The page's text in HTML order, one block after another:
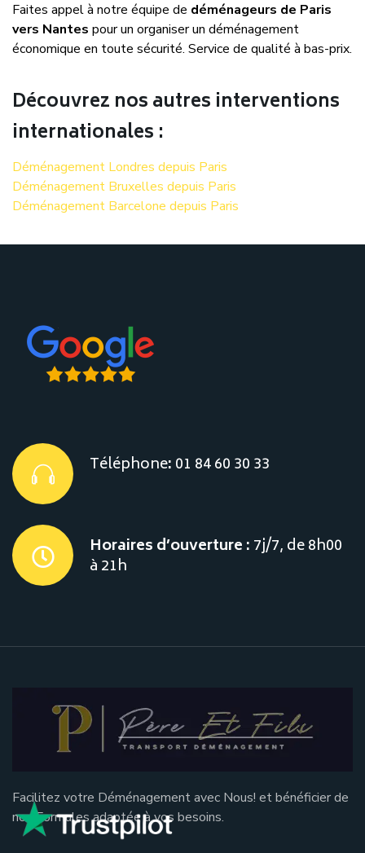
Faites appel à notre équipe de déménageurs de Paris
vers Nantes pour un organiser un déménagement
économique en toute sécurité. Service de qualité à bas-prix.
Découvrez nos autres interventions
internationales :
Déménagement Londres depuis Paris
Déménagement Bruxelles depuis Paris
Déménagement Barcelone depuis Paris
Téléphone:01 84 60 30 33
Horaires d’ouverture :7j/7, de 8h00
à 21h
Facilitez votre Déménagement avec Nous! et bénéficier de
nos Formules adaptée à vos besoins.